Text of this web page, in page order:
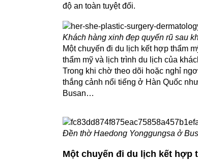
độ an toàn tuyệt đối.
Khách hàng xinh đẹp quyến rũ sau
Một chuyến đi du lịch kết hợp thẩm
thẩm mỹ và lịch trình du lịch của
Trong khi chờ theo dõi hoặc nghỉ
thắng cảnh nổi tiếng ở Hàn Quốc
Busan…
Đền thờ Haedong Yonggungsa ở
Một chuyến đi du lịch kết hợp